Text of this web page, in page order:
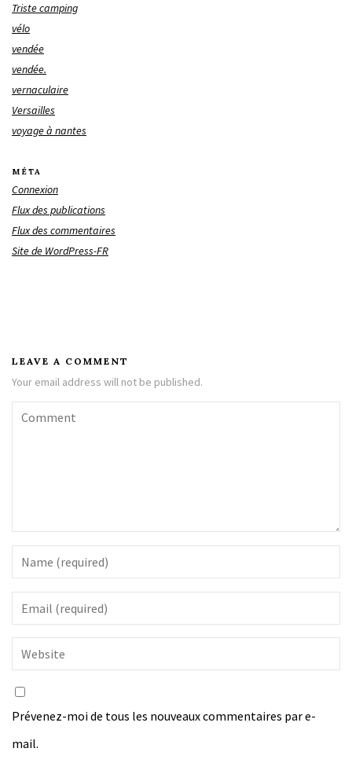
Triste camping
vélo
vendée
vendée.
vernaculaire
Versailles
voyage à nantes
MÉTA
Connexion
Flux des publications
Flux des commentaires
Site de WordPress-FR
LEAVE A COMMENT
Your email address will not be published.
Prévenez-moi de tous les nouveaux commentaires par e-
mail.